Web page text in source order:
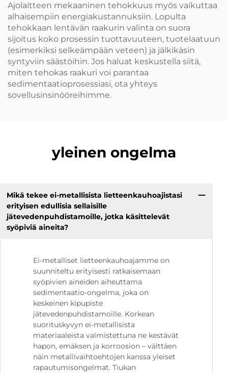
Ajolaitteen mekaaninen tehokkuus myös vaikuttaa
alhaisempiin energiakustannuksiin. Lopulta
tehokkaan lentävän raakurin valinta on suora
sijoitus koko prosessin tuottavuuteen, tuotelaatuun
(esimerkiksi selkeämpään veteen) ja jälkikäsin
syntyviin säästöihin. Jos haluat keskustella siitä,
miten tehokas raakuri voi parantaa
sedimentaatioprosessiasi, ota yhteys
sovellusinsinööreihimme.
yleinen ongelma
Mikä tekee ei-metallisista lietteenkauhoajistasi
erityisen edullisia sellaisille
jätevedenpuhdistamoille, jotka käsittelevät
syöpiviä aineita?
Ei-metalliset lietteenkauhoajamme on
suunniteltu erityisesti ratkaisemaan
syöpivien aineiden aiheuttama
sedimentaatio-ongelma, joka on
keskeinen kipupiste
jätevedenpuhdistamoille. Korkean
suorituskyvyn ei-metallisista
materiaaleista valmistettuna ne kestävät
hapon, emäksen ja korroosion – välttäen
näin metallivaihtoehtojen kanssa yleiset
rapautumisongelmat. Tiukan